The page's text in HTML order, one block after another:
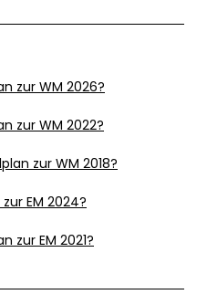
zur WM 2026?
zur WM 2022?
zur WM 2018?
EM 2024?
zur EM 2021?